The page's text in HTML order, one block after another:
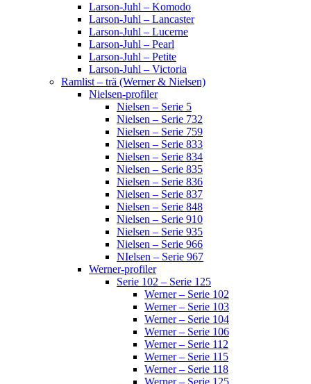
Larson-Juhl – Komodo
Larson-Juhl – Lancaster
Larson-Juhl – Lucerne
Larson-Juhl – Pearl
Larson-Juhl – Petite
Larson-Juhl – Victoria
Ramlist – trä (Werner & Nielsen)
Nielsen-profiler
Nielsen – Serie 5
Nielsen – Serie 732
Nielsen – Serie 759
Nielsen – Serie 833
Nielsen – Serie 834
Nielsen – Serie 835
Nielsen – Serie 836
Nielsen – Serie 837
Nielsen – Serie 848
Nielsen – Serie 910
Nielsen – Serie 935
Nielsen – Serie 966
NIelsen – Serie 967
Werner-profiler
Serie 102 – Serie 125
Werner – Serie 102
Werner – Serie 103
Werner – Serie 104
Werner – Serie 106
Werner – Serie 112
Werner – Serie 115
Werner – Serie 118
Werner – Serie 125